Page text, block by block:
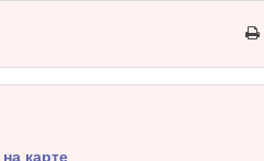
на карте